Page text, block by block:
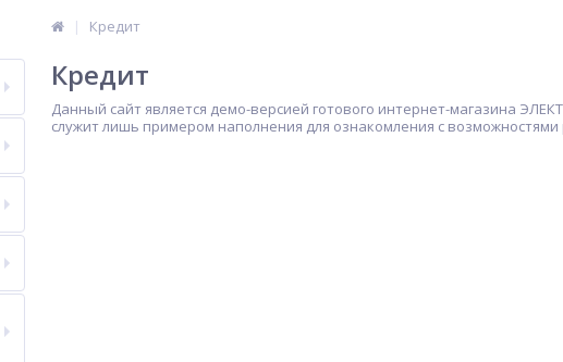
Кредит
Кредит
Данный сайт является демо-версией готового интернет-магазина
служит лишь примером наполнения для ознакомления с